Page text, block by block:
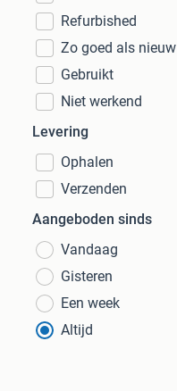
Refurbished
Zo goed als nieuw
Gebruikt
Niet werkend
Levering
Ophalen
Verzenden
Aangeboden sinds
Vandaag
Gisteren
Een week
Altijd